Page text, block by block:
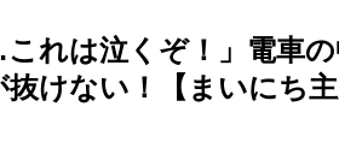
これは泣くぞ！」電車
けない！【まいにち主